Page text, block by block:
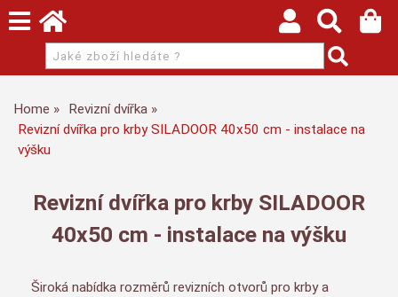
Home
Revizní dvířka
Revizní dvířka pro krby SILADOOR 40x50 cm - instalace na
výšku
Revizní dvířka pro krby SILADOOR
40x50 cm - instalace na výšku
Široká nabídka rozměrů revizních otvorů pro krby a